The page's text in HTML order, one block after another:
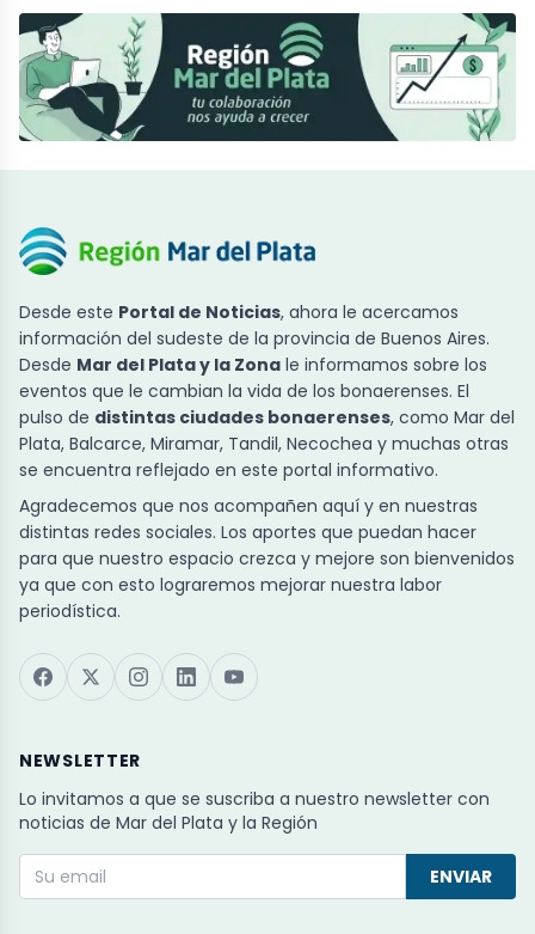
Desde este Portal de Noticias, ahora le acercamos
información del sudeste de la provincia de Buenos Aires.
Desde Mar del Plata y la Zona le informamos sobre los
eventos que le cambian la vida de los bonaerenses. El
pulso de distintas ciudades bonaerenses, como Mar del
Plata, Balcarce, Miramar, Tandil, Necochea y muchas otras
se encuentra reflejado en este portal informativo.
Agradecemos que nos acompañen aquí y en nuestras
distintas redes sociales. Los aportes que puedan hacer
para que nuestro espacio crezca y mejore son bienvenidos
ya que con esto lograremos mejorar nuestra labor
periodística.
NEWSLETTER
Lo invitamos a que se suscriba a nuestro newsletter con
noticias de Mar del Plata y la Región
ENVIAR